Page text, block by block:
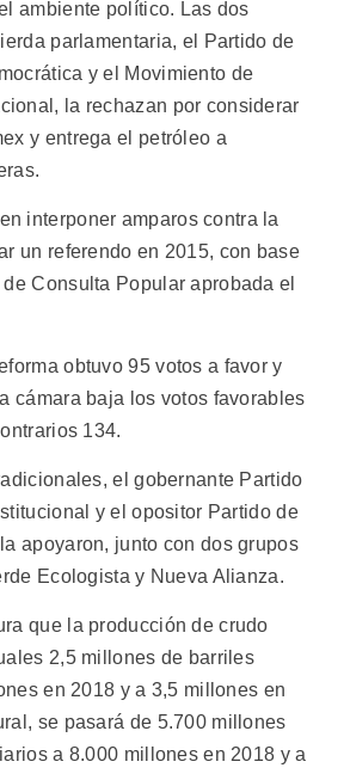
ambiente político. Las dos
parlamentaria, el Partido de
y el Movimiento de
la rechazan por considerar
y entrega el petróleo a
interponer amparos contra la
un referendo en 2015, con base
Consulta Popular aprobada el
obtuvo 95 votos a favor y
cámara baja los votos favorables
134.
el gobernante Partido
y el opositor Partido de
apoyaron, junto con dos grupos
Ecologista y Nueva Alianza.
que la producción de crudo
2,5 millones de barriles
en 2018 y a 3,5 millones en
se pasará de 5.700 millones
a 8.000 millones en 2018 y a